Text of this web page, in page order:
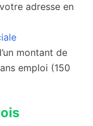
adresse en
montant de
emploi (150